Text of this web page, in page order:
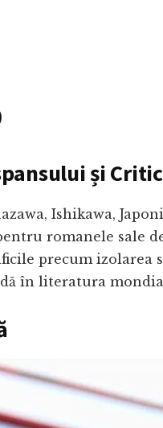
și
Ishikawa,
romanele sale
precum
în literatura